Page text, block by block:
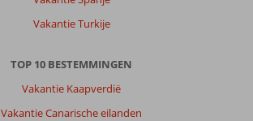
Vakantie Turkije
TOP 10 BESTEMMINGEN
Vakantie Kaapverdië
Vakantie Canarische eilanden